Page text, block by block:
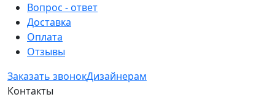
Вопрос - ответ
Доставка
Оплата
Отзывы
Заказать звонокДизайнерам
Контакты